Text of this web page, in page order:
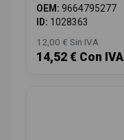
OEM: 9664795277
ID: 1028363
12,00 € Sin IVA
14,52 € Con IVA